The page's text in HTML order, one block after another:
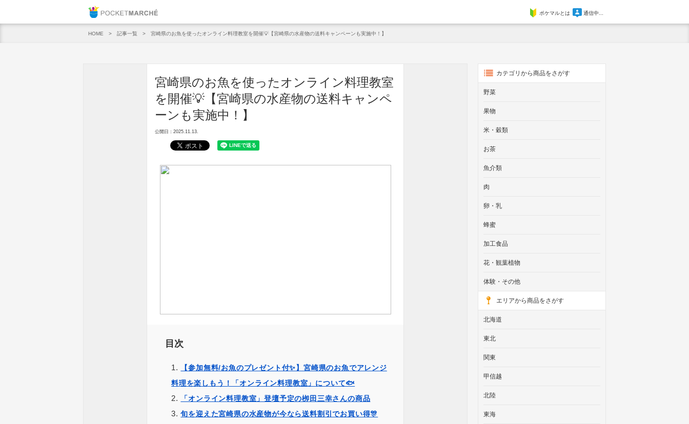
ポケマルとは 通信中...
HOME 記事一覧 宮崎県のお魚を使ったオンライン料理教室を開催💡【宮崎県の水産物の送料キャンペーンも実施中！】
宮崎県のお魚を使ったオンライン料理教室
を開催💡【宮崎県の水産物の送料キャンペ
ーンも実施中！】
公開日：2025.11.13.
目次
【参加無料/お魚のプレゼント付✨】宮崎県のお魚でアレンジ
料理を楽しもう！「オンライン料理教室」について🐟
「オンライン料理教室」登壇予定の栁田三幸さんの商品
旬を迎えた宮崎県の水産物が今なら送料割引でお買い得🎊
カテゴリから商品をさがす
野菜
果物
米・穀類
お茶
魚介類
肉
卵・乳
蜂蜜
加工食品
花・観葉植物
体験・その他
エリアから商品をさがす
北海道
東北
関東
甲信越
北陸
東海